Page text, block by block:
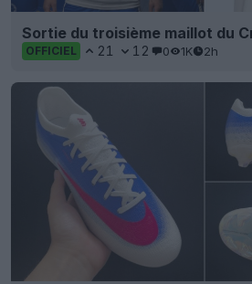
Sortie du troisième maillot du
OFFICIEL 21 12 0 1K 2h